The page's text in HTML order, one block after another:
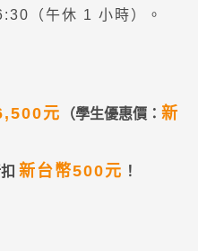
（午休 1 小時）。
元 （學生優惠價： 新
新台幣500元 ！